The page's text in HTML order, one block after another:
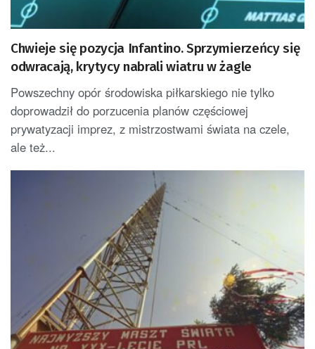
Chwieje się pozycja Infantino. Sprzymierzeńcy się
odwracają, krytycy nabrali wiatru w żagle
Powszechny opór środowiska piłkarskiego nie tylko
doprowadził do porzucenia planów częściowej
prywatyzacji imprez, z mistrzostwami świata na czele,
ale też...